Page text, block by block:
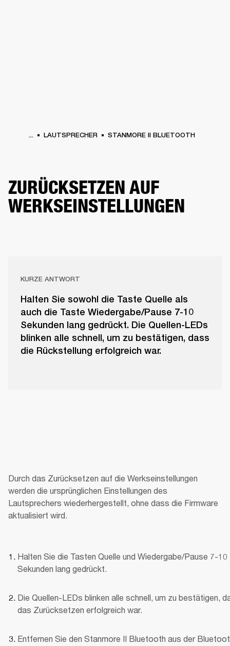
... LAUTSPRECHER STANMORE II BLUETOOTH
ZURÜCKSETZEN AUF
WERKSEINSTELLUNGEN
KURZE ANTWORT
Halten Sie sowohl die Taste Quelle als
auch die Taste Wiedergabe/Pause 7-10
Sekunden lang gedrückt. Die Quellen-LEDs
blinken alle schnell, um zu bestätigen, dass
die Rückstellung erfolgreich war.
Durch das Zurücksetzen auf die Werkseinstellungen
werden die ursprünglichen Einstellungen des
Lautsprechers wiederhergestellt, ohne dass die Firmware
aktualisiert wird.
Halten Sie die Tasten Quelle und Wiedergabe/Pause 7-10
Sekunden lang gedrückt.
Die Quellen-LEDs blinken alle schnell, um zu bestätigen,
das Zurücksetzen erfolgreich war.
Entfernen Sie den Stanmore II Bluetooth aus der